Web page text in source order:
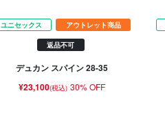
ユニセックス アウトレット商品
返品不可
デュカン スパイン 28-35
¥23,100(税込) 30% OFF